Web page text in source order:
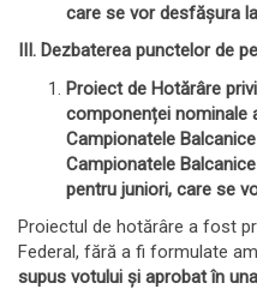
care se vor desfășura
III. Dezbaterea punctelor de
Proiect de Hotărâre
componenței nominale
Campionatele
Campionatele
pentru juniori, care se
Proiectul de hotărâre a fost
Federal, fără a fi formulate
supus votului și aprobat în